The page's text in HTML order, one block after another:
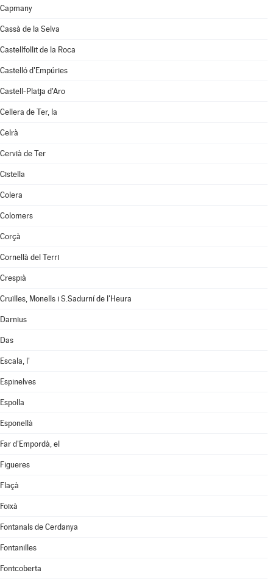
Capmany
Cassà de la Selva
Castellfollit de la Roca
Castelló d'Empúries
Castell-Platja d'Aro
Cellera de Ter, la
Celrà
Cervià de Ter
Cistella
Colera
Colomers
Corçà
Cornellà del Terri
Crespià
Cruïlles, Monells i S.Sadurní de l'Heura
Darnius
Das
Escala, l'
Espinelves
Espolla
Esponellà
Far d'Empordà, el
Figueres
Flaçà
Foixà
Fontanals de Cerdanya
Fontanilles
Fontcoberta